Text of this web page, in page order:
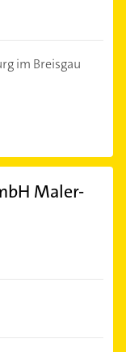
im Breisgau
Maler-